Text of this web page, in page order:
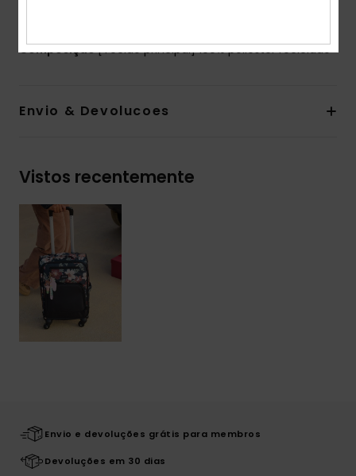
Composição[Tecido principal] 100% poliéster reciclado
Envio & Devolucoes
Vistos recentemente
Envio e devoluções grátis para membros
Devoluções em 30 dias